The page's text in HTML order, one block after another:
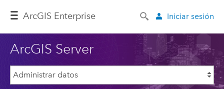
ArcGIS Enterprise Iniciar sesión
ArcGIS Server